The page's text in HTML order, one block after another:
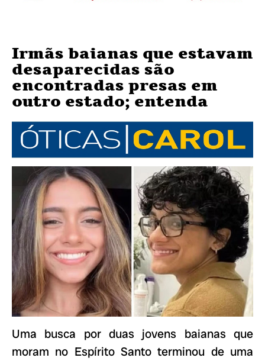
Irmãs baianas que estavam
desaparecidas são
encontradas presas em
outro estado; entenda
Uma busca por duas jovens baianas que
moram no Espírito Santo terminou de uma